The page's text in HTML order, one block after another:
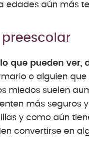
edades aún más
preescolar
que pueden
o alguien
miedos suelen
más seguros
y como aún
convertirse en